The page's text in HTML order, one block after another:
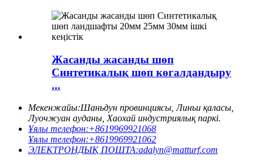
Жасанды жасанды шөп
Синтетикалық шөп көгалдандыру
...
Мекенжайы:Шаньдун провинциясы, Линьи қаласы,
Луочжуан ауданы, Хаохай индустриялық паркі.
Ұялы телефон:+8619969921068
Ұялы телефон:+8619969921062
ЭЛЕКТРОНДЫҚ ПОШТА:adalyn@matturf.com